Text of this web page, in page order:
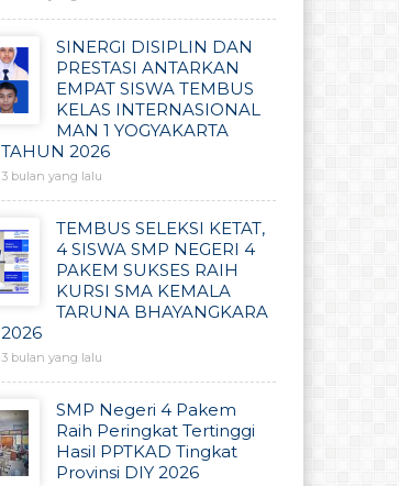
SINERGI DISIPLIN DAN
PRESTASI ANTARKAN
EMPAT SISWA TEMBUS
KELAS INTERNASIONAL
MAN 1 YOGYAKARTA
TAHUN 2026
3 bulan yang lalu
TEMBUS SELEKSI KETAT,
4 SISWA SMP NEGERI 4
PAKEM SUKSES RAIH
KURSI SMA KEMALA
TARUNA BHAYANGKARA
2026
3 bulan yang lalu
SMP Negeri 4 Pakem
Raih Peringkat Tertinggi
Hasil PPTKAD Tingkat
Provinsi DIY 2026